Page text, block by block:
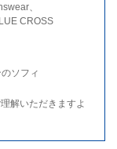
、
CROSS
ソフィ
解いただきますよ